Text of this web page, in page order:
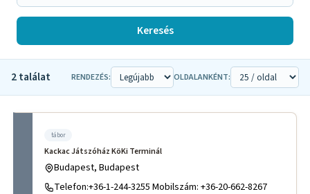
Keresés
2 találat RENDEZÉS: OLDALANKÉNT:
tábor
Kackac Játszóház KöKi Terminál
Budapest, Budapest
Telefon:+36-1-244-3255 Mobilszám: +36-20-662-8267